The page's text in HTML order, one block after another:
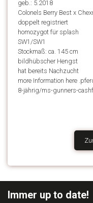
geb.: 5.2018
Colonels Berry Best x
doppelt registriert
homozygot für splash
SW1/SW1
Stockmaß: ca. 145 cm
bildhübscher Hengst
hat bereits Nachzucht
more Information here
8-jährig/ms-gunners-
Immer up to date!